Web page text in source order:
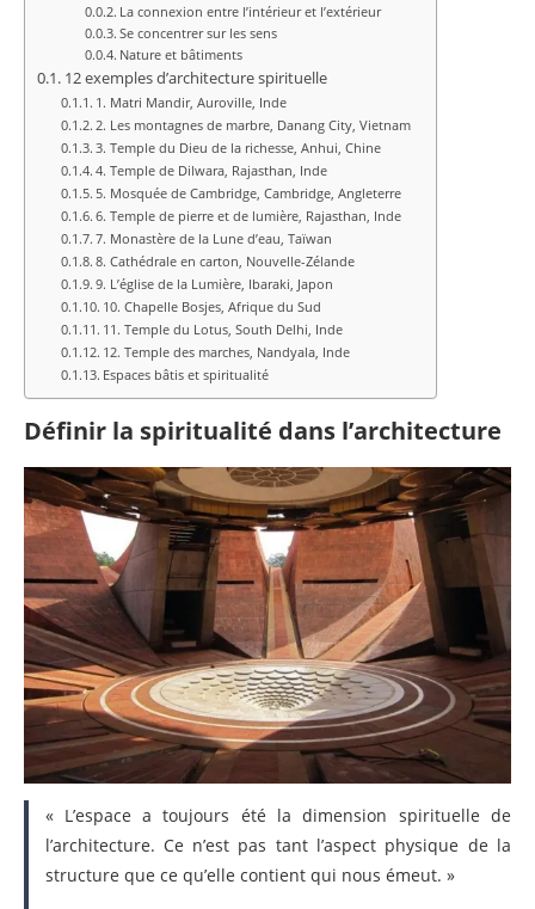
La connexion entre l’intérieur et l’extérieur
Se concentrer sur les sens
Nature et bâtiments
12 exemples d’architecture spirituelle
1. Matri Mandir, Auroville, Inde
2. Les montagnes de marbre, Danang City, Vietnam
3. Temple du Dieu de la richesse, Anhui, Chine
4. Temple de Dilwara, Rajasthan, Inde
5. Mosquée de Cambridge, Cambridge, Angleterre
6. Temple de pierre et de lumière, Rajasthan, Inde
7. Monastère de la Lune d’eau, Taïwan
8. Cathédrale en carton, Nouvelle-Zélande
9. L’église de la Lumière, Ibaraki, Japon
10. Chapelle Bosjes, Afrique du Sud
11. Temple du Lotus, South Delhi, Inde
12. Temple des marches, Nandyala, Inde
Espaces bâtis et spiritualité
Définir la spiritualité dans l’architecture
« L’espace a toujours été la dimension spirituelle de
l’architecture. Ce n’est pas tant l’aspect physique de la
structure que ce qu’elle contient qui nous émeut. »